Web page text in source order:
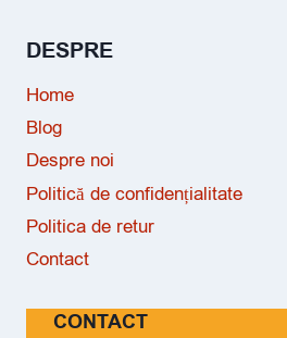
DESPRE
Home
Blog
Despre noi
Politică de confidențialitate
Politica de retur
Contact
CONTACT